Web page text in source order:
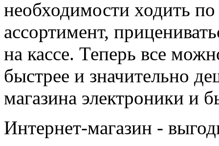
необходимости ходить
ассортимент,
на кассе. Теперь все
быстрее и значительно
магазина электроники и
Интернет-магазин -